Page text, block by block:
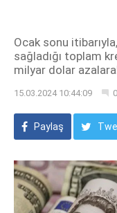
Ocak sonu
sağladığı toplam
milyar dolar
15.03.2024 10:44:09 0
Paylaş